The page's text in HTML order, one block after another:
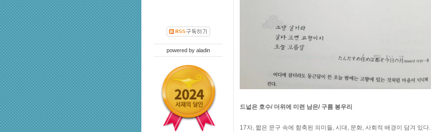
powered by aladin
드넓은 호수/ 더위에 미련 남은/ 구름 봉우리
17자, 짧은 문구 속에 함축된 의미들, 시대, 문화, 사회적 배경이 담겨 있다.